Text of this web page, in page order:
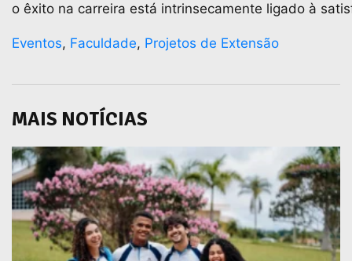
o êxito na carreira está intrinsecamente ligado à
Eventos, Faculdade, Projetos de Extensão
MAIS NOTÍCIAS